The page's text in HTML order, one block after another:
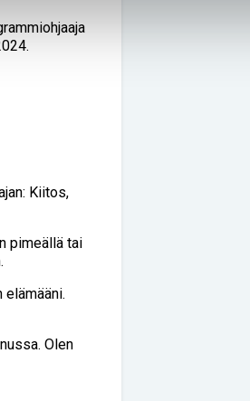
Kiitos,
pimeällä tai
elämääni.
Olen